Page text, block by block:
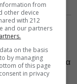
την όπερα
Αμαντέους
from
other device
with 212
and our partners
on the basis
by managing
of this page
in privacy